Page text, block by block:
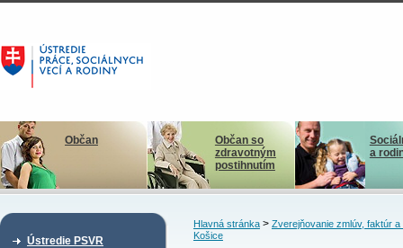
Občan
Občan so
zdravotným
postihnutím
a
Ústredie PSVR
Hlavná stránka> Zverejňovanie zmlúv, faktúr a
Košice